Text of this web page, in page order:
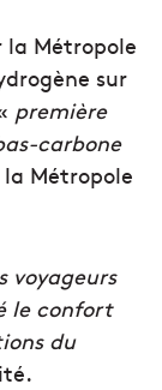
la Métropole
sur
première
carbone
Métropole
voyageurs
le confort
du